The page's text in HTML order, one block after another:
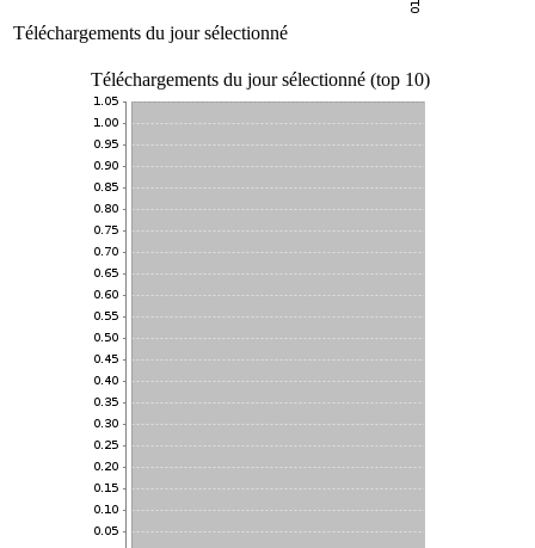
Téléchargements du jour sélectionné
Téléchargements du jour sélectionné (top 10)